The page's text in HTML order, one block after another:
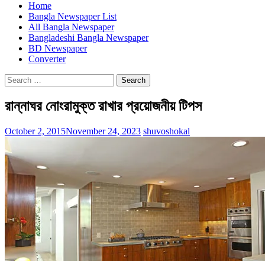
Home
Bangla Newspaper List
All Bangla Newspaper
Bangladeshi Bangla Newspaper
BD Newspaper
Converter
Search
for:
রান্নাঘর নোংরামুক্ত রাখার প্রয়োজনীয় টিপস
October 2, 2015November 24, 2023 shuvoshokal